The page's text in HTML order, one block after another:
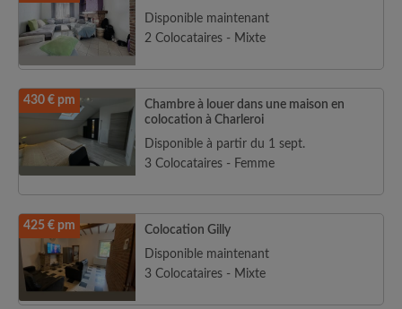
Disponible maintenant
2 Colocataires - Mixte
430 € pm
Chambre à louer dans une maison en
colocation à Charleroi
Disponible à partir du 1 sept.
3 Colocataires - Femme
425 € pm
Colocation Gilly
Disponible maintenant
3 Colocataires - Mixte